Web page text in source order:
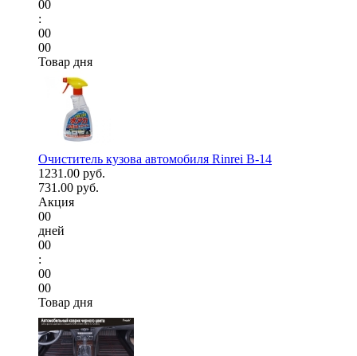
00
:
00
00
Товар дня
Очиститель кузова автомобиля Rinrei B-14
1231.00 руб.
731.00 руб.
Акция
00
дней
00
:
00
00
Товар дня